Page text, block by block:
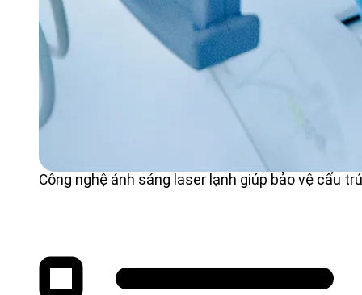
Công nghệ ánh sáng laser lạnh giúp bảo vệ cấu